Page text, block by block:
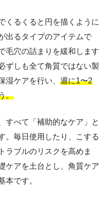
くるくると円を描くように
出るタイプのアイテムで
毛穴の詰まりを緩和します
ずしも全て角質ではない製
湿ケアを行い、 週に1〜2
。
すべて「補助的なケア」と
。毎日使用したり、こする
ラブルのリスクを高めま
ケアを土台とし、角質ケア
本です。